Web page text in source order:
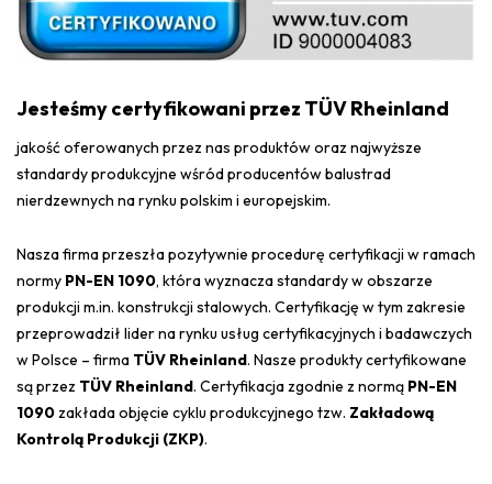
Jesteśmy certyfikowani przez TÜV Rheinland
jakość oferowanych przez nas produktów oraz najwyższe
standardy produkcyjne wśród producentów balustrad
nierdzewnych na rynku polskim i europejskim.
Nasza firma przeszła pozytywnie procedurę certyfikacji w ramach
normy PN-EN 1090, która wyznacza standardy w obszarze
produkcji m.in. konstrukcji stalowych. Certyfikację w tym zakresie
przeprowadził lider na rynku usług certyfikacyjnych i badawczych
w Polsce – firma TÜV Rheinland. Nasze produkty certyfikowane
są przez TÜV Rheinland. Certyfikacja zgodnie z normą PN-EN
1090zakłada objęcie cyklu produkcyjnego tzw. Zakładową
Kontrolą Produkcji (ZKP).